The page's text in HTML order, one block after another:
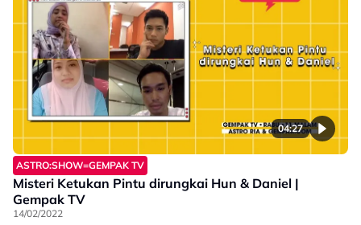
04:27
ASTRO:SHOW=GEMPAK TV
Misteri Ketukan Pintu dirungkai Hun & Daniel |
Gempak TV
14/02/2022